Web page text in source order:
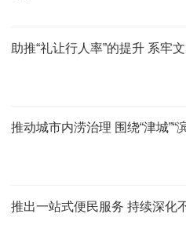
助推“礼让行人率”的提升 系牢
推动城市内涝治理 围绕“津城”“
推出一站式便民服务 持续深化